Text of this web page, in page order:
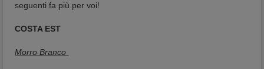
seguenti fa più per voi!
COSTA EST
Morro Branco